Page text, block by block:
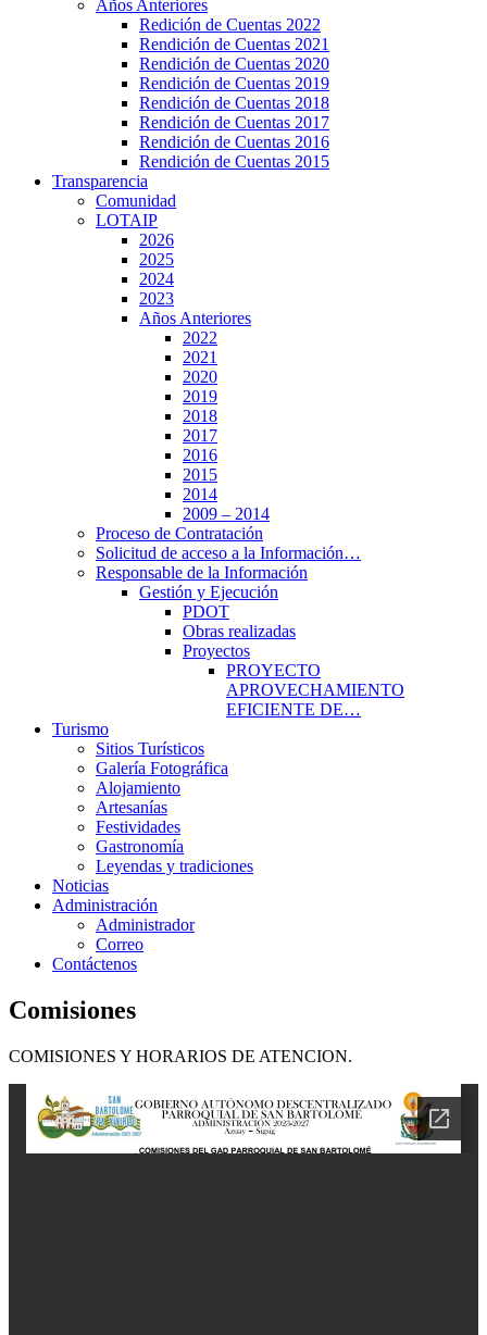
Años Anteriores
Redición de Cuentas 2022
Rendición de Cuentas 2021
Rendición de Cuentas 2020
Rendición de Cuentas 2019
Rendición de Cuentas 2018
Rendición de Cuentas 2017
Rendición de Cuentas 2016
Rendición de Cuentas 2015
Transparencia
Comunidad
LOTAIP
2026
2025
2024
2023
Años Anteriores
2022
2021
2020
2019
2018
2017
2016
2015
2014
2009 – 2014
Proceso de Contratación
Solicitud de acceso a la Información…
Responsable de la Información
Gestión y Ejecución
PDOT
Obras realizadas
Proyectos
PROYECTO
APROVECHAMIENTO
EFICIENTE DE…
Turismo
Sitios Turísticos
Galería Fotográfica
Alojamiento
Artesanías
Festividades
Gastronomía
Leyendas y tradiciones
Noticias
Administración
Administrador
Correo
Contáctenos
Comisiones
COMISIONES Y HORARIOS DE ATENCION.